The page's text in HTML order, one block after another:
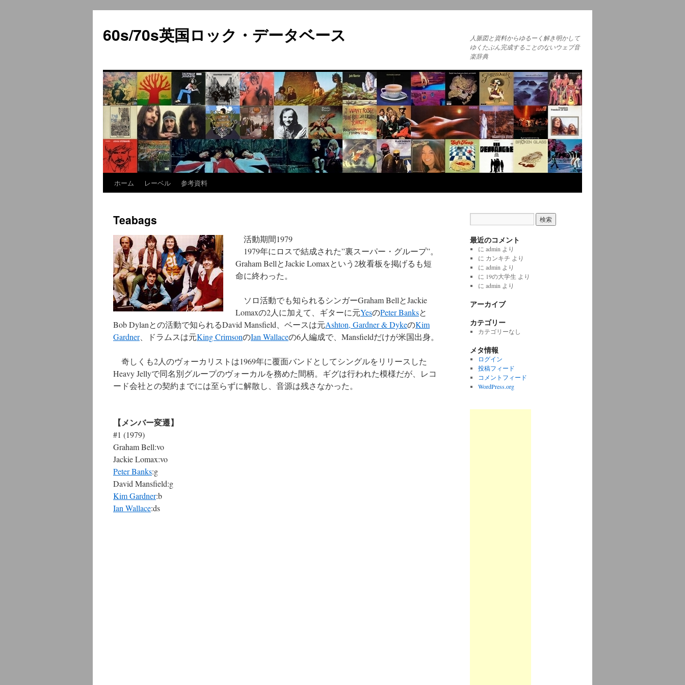
60s/70s英国ロック・データベース
人脈図と資料からゆるーく解き明かして
ゆくたぶん完成することのないウェブ音
楽辞典
へ
ス
ッ
ホーム レーベル 参考資料
Teabags
活動期間1979
1979年にロスで結成された”裏スーパー・グループ”。
Graham BellとJackie Lomaxという2枚看板を掲げるも短
命に終わった。
ソロ活動でも知られるシンガーGraham BellとJackie
Lomaxの2人に加えて、ギターに元YesのPeter Banksと
Bob Dylanとの活動で知られるDavid Mansfield、ベースは元Ashton, Gardner & DykeのKim
Gardner、ドラムスは元King CrimsonのIan Wallaceの6人編成で、Mansfieldだけが米国出身。
奇しくも2人のヴォーカリストは1969年に覆面バンドとしてシングルをリリースした
Heavy Jellyで同名別グループのヴォーカルを務めた間柄。ギグは行われた模様だが、レコ
ード会社との契約までには至らずに解散し、音源は残さなかった。
【メンバー変遷】
#1 (1979)
Graham Bell:vo
Jackie Lomax:vo
Peter Banks:g
David Mansfield:g
Kim Gardner:b
Ian Wallace:ds
最近のコメント
に admin より
に カンキチ より
に admin より
に 19の大学生 より
に admin より
アーカイブ
カテゴリー
カテゴリーなし
メタ情報
ログイン
投稿フィード
コメントフィード
WordPress.org